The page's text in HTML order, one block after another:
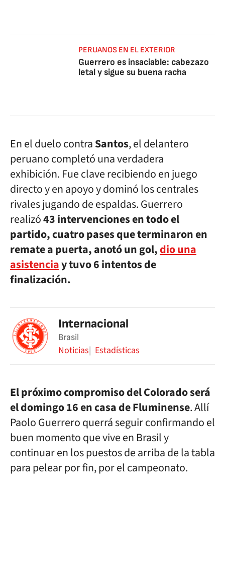
PERUANOS EN EL EXTERIOR
Guerrero es insaciable: cabezazo
letal y sigue su buena racha
En el duelo contraSantos, el delantero
peruano completó una verdadera
exhibición. Fue clave recibiendo en juego
directo y en apoyo y dominó los centrales
rivales jugando de espaldas. Guerrero
realizó43 intervenciones en todo el
partido, cuatro pases que terminaron en
remate a puerta, anotó un gol,dio una
asistenciay tuvo 6 intentos de
finalización.
Internacional
Brasil
Noticias Estadísticas
El próximo compromiso del Colorado será
el domingo 16 en casa de Fluminense. Allí
Paolo Guerrero querrá seguir confirmando el
buen momento que vive en Brasil y
continuar en los puestos de arriba de la tabla
para pelear por fin, por el campeonato.